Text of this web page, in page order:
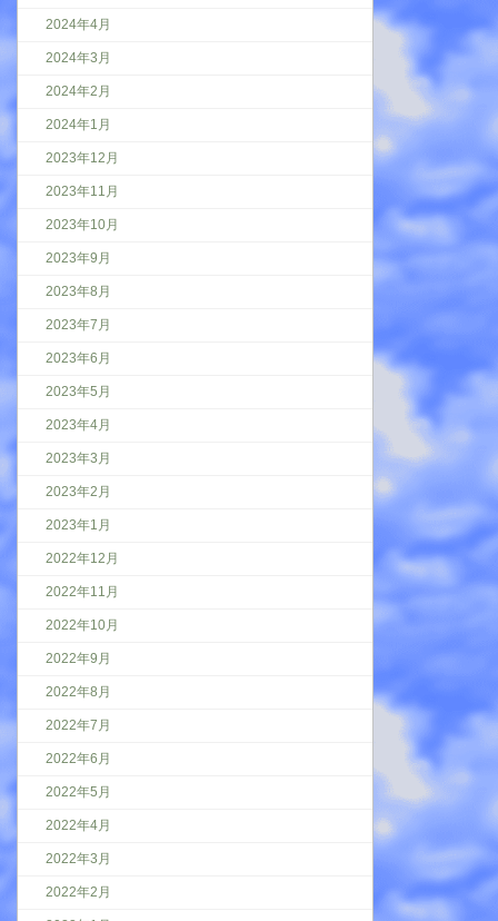
2024年4月
2024年3月
2024年2月
2024年1月
2023年12月
2023年11月
2023年10月
2023年9月
2023年8月
2023年7月
2023年6月
2023年5月
2023年4月
2023年3月
2023年2月
2023年1月
2022年12月
2022年11月
2022年10月
2022年9月
2022年8月
2022年7月
2022年6月
2022年5月
2022年4月
2022年3月
2022年2月